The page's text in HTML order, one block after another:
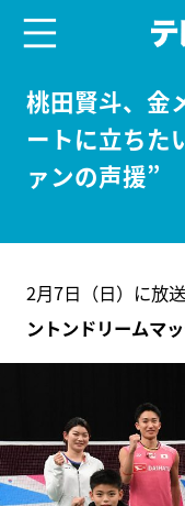
桃田賢斗、金
ートに立ちた
ァンの声援”
2月7日（日）に放
ントンドリームマ